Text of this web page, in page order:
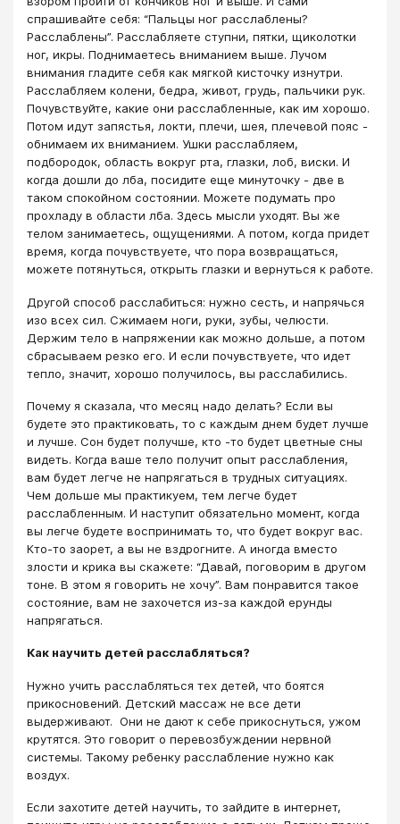
спрашивайте себя: “Пальцы ног расслаблены?
Расслаблены”. Расслабляете ступни, пятки, щиколотки
ног, икры. Поднимаетесь вниманием выше. Лучом
внимания гладите себя как мягкой кисточку изнутри.
Расслабляем колени, бедра, живот, грудь, пальчики рук.
Почувствуйте, какие они расслабленные, как им хорошо.
Потом идут запястья, локти, плечи, шея, плечевой пояс -
обнимаем их вниманием. Ушки расслабляем,
подбородок, область вокруг рта, глазки, лоб, виски. И
когда дошли до лба, посидите еще минуточку - две в
таком спокойном состоянии. Можете подумать про
прохладу в области лба. Здесь мысли уходят. Вы же
телом занимаетесь, ощущениями. А потом, когда придет
время, когда почувствуете, что пора возвращаться,
можете потянуться, открыть глазки и вернуться к работе.
Другой способ расслабиться: нужно сесть, и напрячься
изо всех сил. Сжимаем ноги, руки, зубы, челюсти.
Держим тело в напряжении как можно дольше, а потом
сбрасываем резко его. И если почувствуете, что идет
тепло, значит, хорошо получилось, вы расслабились.
Почему я сказала, что месяц надо делать? Если вы
будете это практиковать, то с каждым днем будет лучше
и лучше. Сон будет получше, кто -то будет цветные сны
видеть. Когда ваше тело получит опыт расслабления,
вам будет легче не напрягаться в трудных ситуациях.
Чем дольше мы практикуем, тем легче будет
расслабленным. И наступит обязательно момент, когда
вы легче будете воспринимать то, что будет вокруг вас.
Кто-то заорет, а вы не вздрогните. А иногда вместо
злости и крика вы скажете: “Давай, поговорим в другом
тоне. В этом я говорить не хочу”. Вам понравится такое
состояние, вам не захочется из-за каждой ерунды
напрягаться.
Как научить детей расслабляться?
Нужно учить расслабляться тех детей, что боятся
прикосновений. Детский массаж не все дети
выдерживают. Они не дают к себе прикоснуться, ужом
крутятся. Это говорит о перевозбуждении нервной
системы. Такому ребенку расслабление нужно как
воздух.
Если захотите детей научить, то зайдите в интернет,